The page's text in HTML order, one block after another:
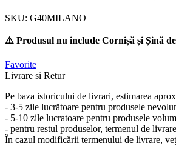
SKU: G40MILANO
⚠️ Produsul nu include Cornișă și Șină
Favorite
Livrare si Retur
Pe baza istoricului de livrari, estimarea
- 3-5 zile lucrătoare pentru produsele
- 5-10 zile lucratoare pentru produsele
- pentru restul produselor, termenul de
În cazul modificării termenului de livrare,